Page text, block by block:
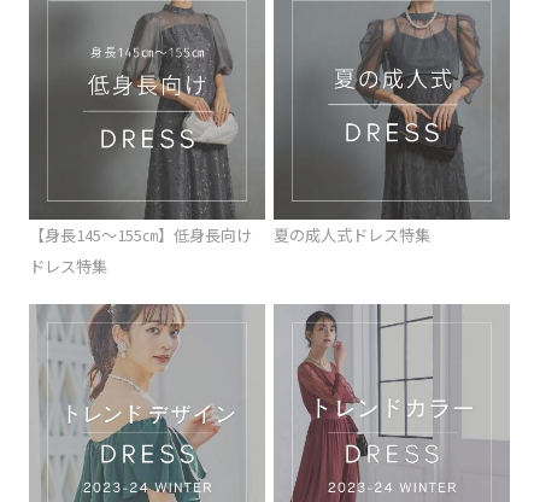
【身長145～155㎝】低身長向け
ドレス特集
夏の成人式ドレス特集